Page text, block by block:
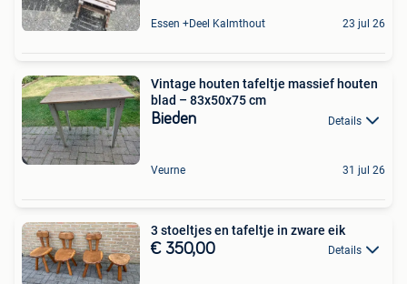
Essen +Deel Kalmthout 23 jul 26
Vintage houten tafeltje massief houten
blad – 83x50x75 cm
Bieden Details
Veurne 31 jul 26
3 stoeltjes en tafeltje in zware eik
€ 350,00 Details